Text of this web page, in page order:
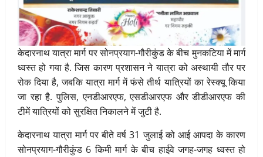
केदारनाथ यात्रा मार्ग पर सोनप्रयाग-गौरीकुंड के बीच मुनकटिया में मार्ग
ध्वस्त हो गया है. जिस कारण प्रशासन ने यात्रा को अस्थायी तौर पर
रोक दिया है, जबकि यात्रा मार्ग में फंसे तीर्थ यात्रियों का रेस्क्यू किया
जा रहा है. पुलिस, एनडीआरएफ, एसडीआरएफ और डीडीआरएफ की
टीमें यात्रियों को सुरक्षित निकालने में जुटी है.
केदारनाथ यात्रा मार्ग पर बीते वर्ष 31 जुलाई को आई आपदा के कारण
सोनप्रयाग-गौरीकुंड 6 किमी मार्ग के बीच हाईवे जगह-जगह ध्वस्त हो